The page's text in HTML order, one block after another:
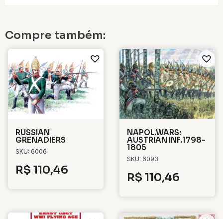
Compre também:
RUSSIAN
GRENADIERS
SKU: 6006
R$ 110,46
NAPOL.WARS:
AUSTRIAN INF.1798-
1805
SKU: 6093
R$ 110,46